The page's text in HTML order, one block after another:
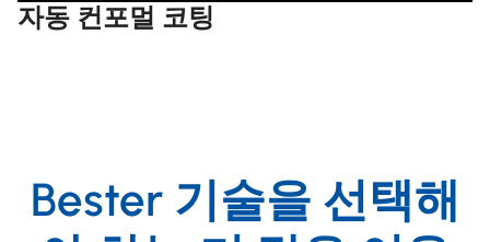
자동 컨포멀 코팅
Bester 기술을 선택해